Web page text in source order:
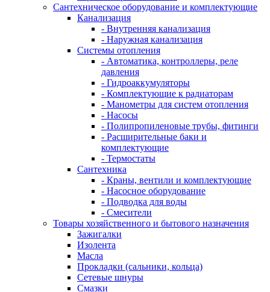
Сантехническое оборудование и комплектующие
Канализация
- Внутренняя канализация
- Наружная канализация
Системы отопления
- Автоматика, контроллеры, реле
давления
- Гидроаккумуляторы
- Комплектующие к радиаторам
- Манометры для систем отопления
- Насосы
- Полипропиленовые трубы, фитинги
- Расширительные баки и
комплектующие
- Термостаты
Сантехника
- Краны, вентили и комплектующие
- Насосное оборудование
- Подводка для воды
- Смесители
Товары хозяйственного и бытового назначения
Зажигалки
Изолента
Масла
Прокладки (сальники, кольца)
Сетевые шнуры
Смазки